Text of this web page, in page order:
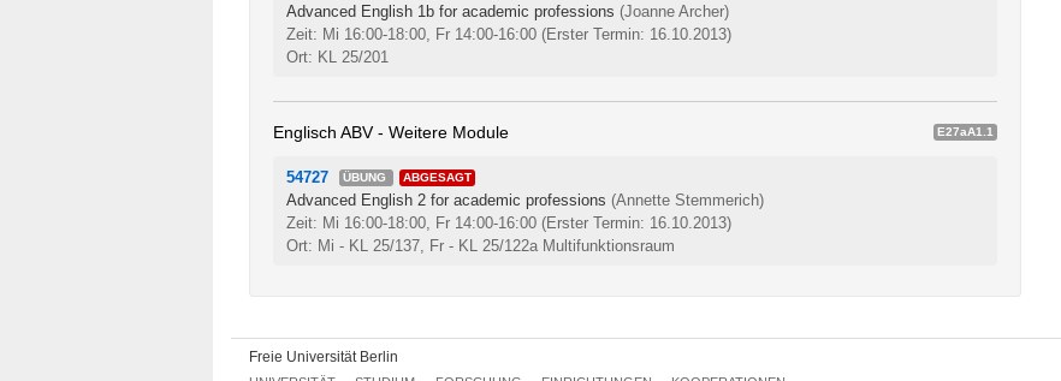
Advanced English 1b for academic professions (Joanne Archer)
Zeit: Mi 16:00-18:00, Fr 14:00-16:00 (Erster Termin: 16.10.2013)
Ort: KL 25/201
Englisch ABV - Weitere Module E27aA1.1
54727 ÜBUNG ABGESAGT
Advanced English 2 for academic professions (Annette Stemmerich)
Zeit: Mi 16:00-18:00, Fr 14:00-16:00 (Erster Termin: 16.10.2013)
Ort: Mi - KL 25/137, Fr - KL 25/122a Multifunktionsraum
Freie Universität Berlin